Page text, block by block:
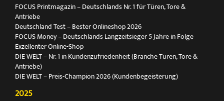
FOCUS Printmagazin – Deutschlands Nr. 1 für Türen, Tore &
Antriebe
Deutschland Test – Bester Onlineshop 2026
FOCUS Money – Deutschlands Langzeitsieger 5 Jahre in Folge
Exzellenter Online-Shop
DIE WELT – Nr. 1 in Kundenzufriedenheit (Branche Türen, Tore &
Antriebe)
DIE WELT – Preis-Champion 2026 (Kundenbegeisterung)
2025